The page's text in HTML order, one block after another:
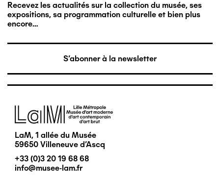
Recevez les actualités sur la collection du musée, ses
expositions, sa programmation culturelle et bien plus
encore…
S'abonner à la newsletter
Image
LaM, 1 allée du Musée
59650 Villeneuve d'Ascq
+33 (0)3 20 19 68 68
info@musee-lam.fr